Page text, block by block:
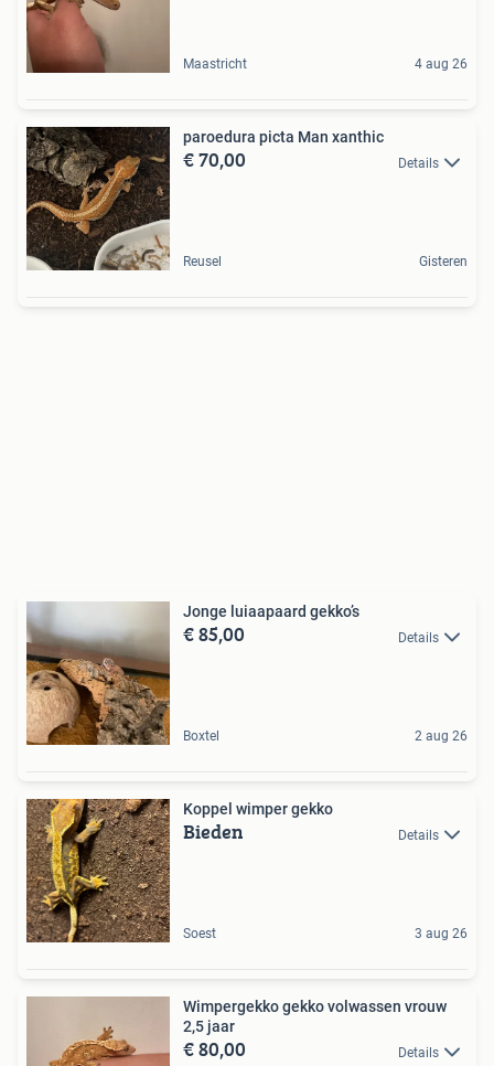
Maastricht 4 aug 26
paroedura picta Man xanthic
€ 70,00 Details
Reusel Gisteren
Jonge luiaapaard gekko’s
€ 85,00 Details
Boxtel 2 aug 26
Koppel wimper gekko
Bieden Details
Soest 3 aug 26
Wimpergekko gekko volwassen vrouw
2,5 jaar
€ 80,00 Details